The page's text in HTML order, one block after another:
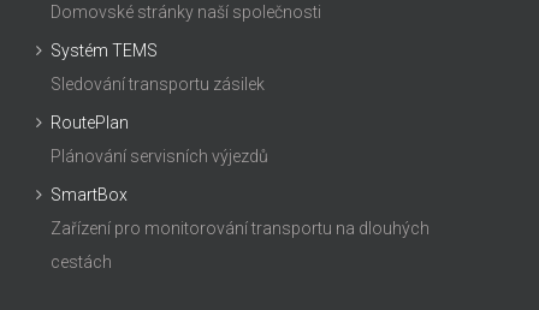
Domovské stránky naší společnosti
Systém TEMS
Sledování transportu zásilek
RoutePlan
Plánování servisních výjezdů
SmartBox
Zařízení pro monitorování transportu na dlouhých
cestách